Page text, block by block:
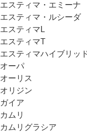
エスティマ・エミーナ
エスティマ・ルシーダ
エスティマL
エスティマT
エスティマハイブリッ
オーパ
オーリス
オリジン
ガイア
カムリ
カムリグラシア